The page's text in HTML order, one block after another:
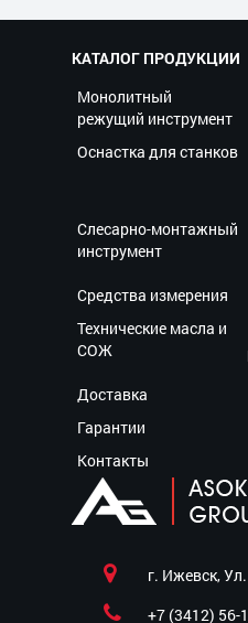
КАТАЛОГ ПРОДУКЦИИ
Монолитный
режущий инструмент
Оснастка для станков
Слесарно-монтажный
инструмент
Средства измерения
Технические масла и
СОЖ
Доставка
Гарантии
Контакты
г. Ижевск,
+7 (3412) 56-